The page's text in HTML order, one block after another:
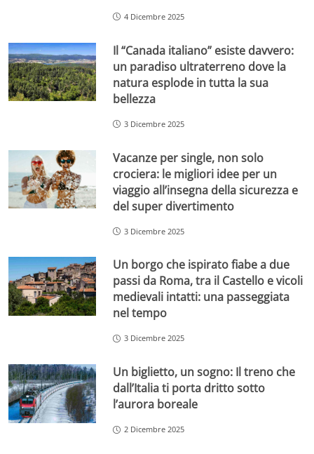
4 Dicembre 2025
Il “Canada italiano” esiste davvero:
un paradiso ultraterreno dove la
natura esplode in tutta la sua
bellezza
3 Dicembre 2025
Vacanze per single, non solo
crociera: le migliori idee per un
viaggio all’insegna della sicurezza e
del super divertimento
3 Dicembre 2025
Un borgo che ispirato fiabe a due
passi da Roma, tra il Castello e vicoli
medievali intatti: una passeggiata
nel tempo
3 Dicembre 2025
Un biglietto, un sogno: Il treno che
dall’Italia ti porta dritto sotto
l’aurora boreale
2 Dicembre 2025